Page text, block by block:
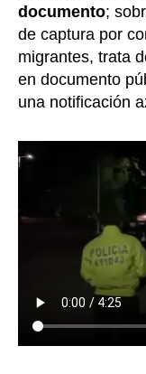
documento;
de captura por
migrantes, trata
en documento
una notificación